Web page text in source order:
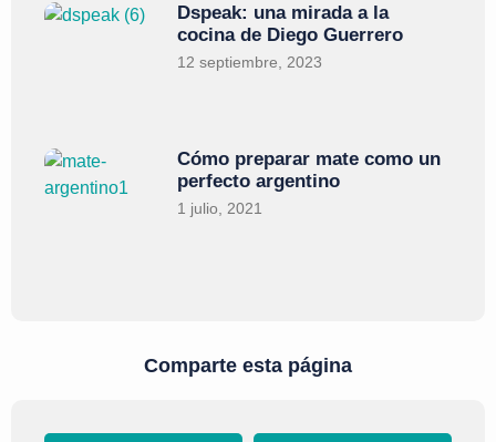
Dspeak: una mirada a la
cocina de Diego Guerrero
12 septiembre, 2023
Cómo preparar mate como un
perfecto argentino
1 julio, 2021
Comparte esta página